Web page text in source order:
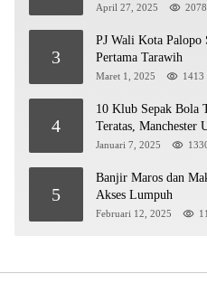
April 27, 2025 2078
3
PJ Wali Kota
Pertama Tarawih
Maret 1, 2025 1413
4
10 Klub Sepak Bola
Teratas, Manchester
Januari 7, 2025
5
Banjir Maros dan
Akses Lumpuh
Februari 12, 2025